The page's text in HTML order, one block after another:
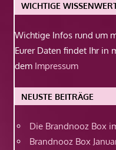
WICHTIGE
Wichtige Infos rund um
Eurer Daten findet Ihr in
dem Impressum
NEUSTE BEITRÄGE
Die Brandnooz Box
Brandnooz Box